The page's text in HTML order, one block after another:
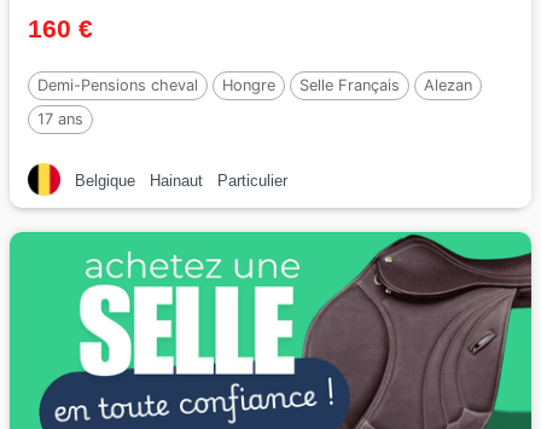
160 €
Demi-Pensions cheval Hongre Selle Français
Alezan
17 ans
Belgique Hainaut Particulier